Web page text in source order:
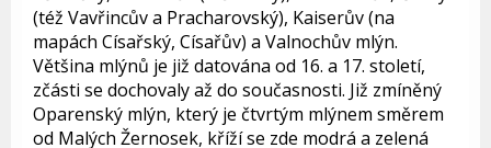
(též Vavřincův a Pracharovský), Kaiserův (na
mapách Císařský, Císařův) a Valnochův mlýn.
Většina mlýnů je již datována od 16. a 17. století,
zčásti se dochovaly až do současnosti. Již zmíněný
Oparenský mlýn, který je čtvrtým mlýnem směrem
od Malých Žernosek, kříží se zde modrá a zelená